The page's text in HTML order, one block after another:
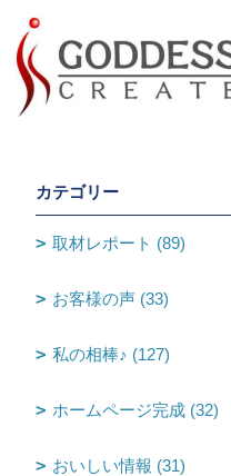
カテゴリー
取材レポート (89)
お客様の声 (33)
私の相棒♪ (127)
ホームページ完成 (32)
おいしい情報 (31)